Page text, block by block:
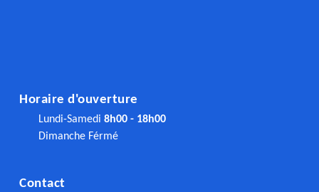
Horaire d'ouverture
Lundi-Samedi 8h00 - 18h00
Dimanche Férmé
Contact